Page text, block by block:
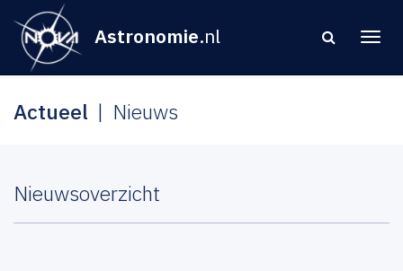
Astronomie.nl
Actueel Nieuws
Nieuwsoverzicht